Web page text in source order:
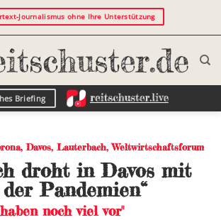
Journalismus ohne Ihre Unterstützung
Briefing
,Davos, Lauterbach,Weltwirtschaftsforum
droht in Davos mit
Pandemien“
noch viel vor"